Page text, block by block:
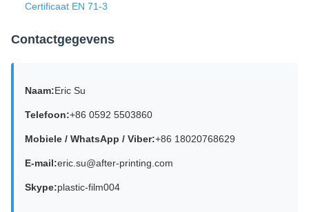
Certificaat EN 71-3
Contactgegevens
Naam:Eric Su
Telefoon:+86 0592 5503860
Mobiele / WhatsApp / Viber:+86 18020768629
E-mail:eric.su@after-printing.com
Skype:plastic-film004